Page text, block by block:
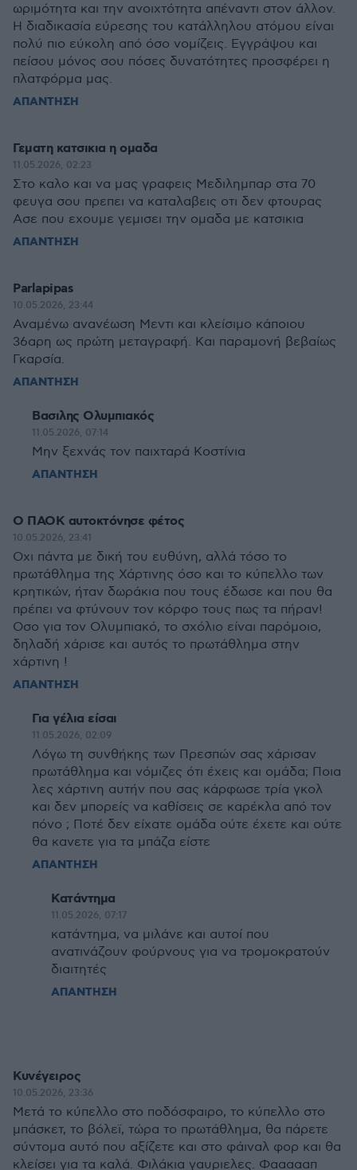
ωριμότητα και την ανοιχτότητα απέναντι στον άλλον.
Η διαδικασία εύρεσης του κατάλληλου ατόμου είναι
πολύ πιο εύκολη από όσο νομίζεις. Εγγράψου και
πείσου μόνος σου πόσες δυνατότητες προσφέρει η
πλατφόρμα μας.
ΑΠΑΝΤΗΣΗ
Γεματη κατσικια η ομαδα
11.05.2026, 02:23
Στο καλο και να μας γραφεις Μεδιλημπαρ στα 70
φευγα σου πρεπει να καταλαβεις οτι δεν φτουρας
Ασε που εχουμε γεμισει την ομαδα με κατσικια
ΑΠΑΝΤΗΣΗ
Parlapipas
10.05.2026, 23:44
Αναμένω ανανέωση Μεντι και κλείσιμο κάποιου
36αρη ως πρώτη μεταγραφή. Και παραμονή βεβαίως
Γκαρσία.
ΑΠΑΝΤΗΣΗ
Βασιλης Ολυμπιακός
11.05.2026, 07:14
Μην ξεχνάς τον παιχταρά Κοστίνια
ΑΠΑΝΤΗΣΗ
Ο ΠΑΟΚ αυτοκτόνησε φέτος
10.05.2026, 23:41
Οχι πάντα με δική του ευθύνη, αλλά τόσο το
πρωτάθλημα της Χάρτινης όσο και το κύπελλο των
κρητικών, ήταν δωράκια που τους έδωσε και που θα
πρέπει να φτύνουν τον κόρφο τους πως τα πήραν!
Οσο για τον Ολυμπιακό, το σχόλιο είναι παρόμοιο,
δηλαδή χάρισε και αυτός το πρωτάθλημα στην
χάρτινη !
ΑΠΑΝΤΗΣΗ
Για γέλια είσαι
11.05.2026, 02:09
Λόγω τη συνθήκης των Πρεσπών σας χάρισαν
πρωτάθλημα και νόμιζες ότι έχεις και ομάδα; Ποια
λες χάρτινη αυτήν που σας κάρφωσε τρία γκολ
και δεν μπορείς να καθίσεις σε καρέκλα από τον
πόνο ; Ποτέ δεν είχατε ομάδα ούτε έχετε και ούτε
θα κανετε για τα μπάζα είστε
ΑΠΑΝΤΗΣΗ
Κατάντημα
11.05.2026, 07:17
κατάντημα, να μιλάνε και αυτοί που
ανατινάζουν φούρνους για να τρομοκρατούν
διαιτητές
ΑΠΑΝΤΗΣΗ
Κυνέγειρος
10.05.2026, 23:36
Μετά το κύπελλο στο ποδόσφαιρο, το κύπελλο στο
μπάσκετ, το βόλεϊ, τώρα το πρωτάθλημα, θα πάρετε
σύντομα αυτό που αξίζετε και στο φάιναλ φορ και θα
κλείσει για τα καλά. Φιλάκια γαυριελες. Φαααααπ